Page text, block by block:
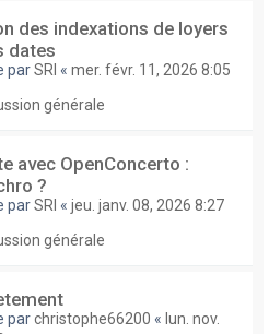
des indexations de loyers
dates
parSRI « mer. févr. 11, 2026 8:05
générale
avec OpenConcerto :
?
parSRI « jeu. janv. 08, 2026 8:27
générale
parchristophe66200 « lun. nov.